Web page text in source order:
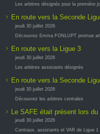
Les arbitres désignés pour la première
En route vers la Seconde
jeudi 30 juillet 2026
Découvrez Emma FONLUPT promue
En route vers la Ligue 3
jeudi 30 juillet 2026
Les arbitres assistants désignés
En route vers la Seconde
jeudi 30 juillet 2026
Découvrez les arbitres centrales
Le SAFE était présent lors du
jeudi 30 juillet 2026
Centraux, assistants et VAR de Ligue 1